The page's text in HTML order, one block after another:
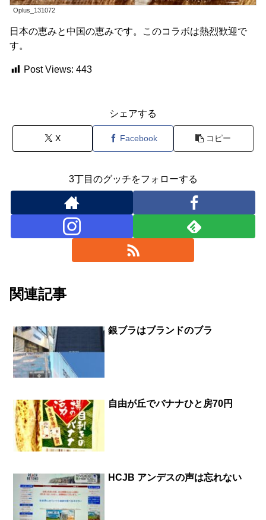
Oplus_131072
日本の恵みと中国の恵みです。このコラボは熱烈歓迎で
す。
Post Views: 443
シェアする
X Facebook コピー
3丁目のグッチをフォローする
関連記事
銀ブラはブランドのブラ
自由が丘でバナナひと房70円
HCJB アンデスの声は忘れない